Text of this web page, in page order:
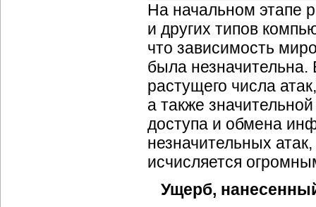
На начальном этапе
и других типов
что зависимость
была
растущего числа
а также
доступа и обмена
незначительных
исчисляется
Ущерб,